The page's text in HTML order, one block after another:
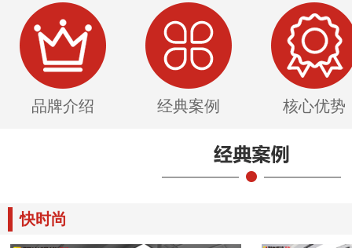
品牌介绍 经典案例 核心优势
快时尚